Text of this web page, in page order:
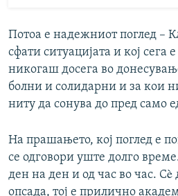
Потоа е надежниот поглед –
сфати ситуацијата и кој сега
никогаш досега во
болни и солидарни и за кои
ниту да сонува до пред само
На прашањето, кој поглед е
се одговори уште долго
ден на ден и од час во час.
опсада, тој е прилично